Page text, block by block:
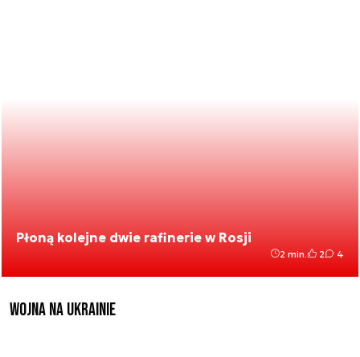
Płoną kolejne dwie rafinerie w Rosji
2 min. 2 4
Wojna na Ukrainie